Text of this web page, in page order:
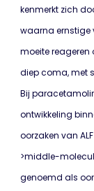
kenmerkt zich
waarna ernstige
moeite reageren
diep coma, met
Bij
ontwikkeling
oorzaken van
>middle-
genoemd als